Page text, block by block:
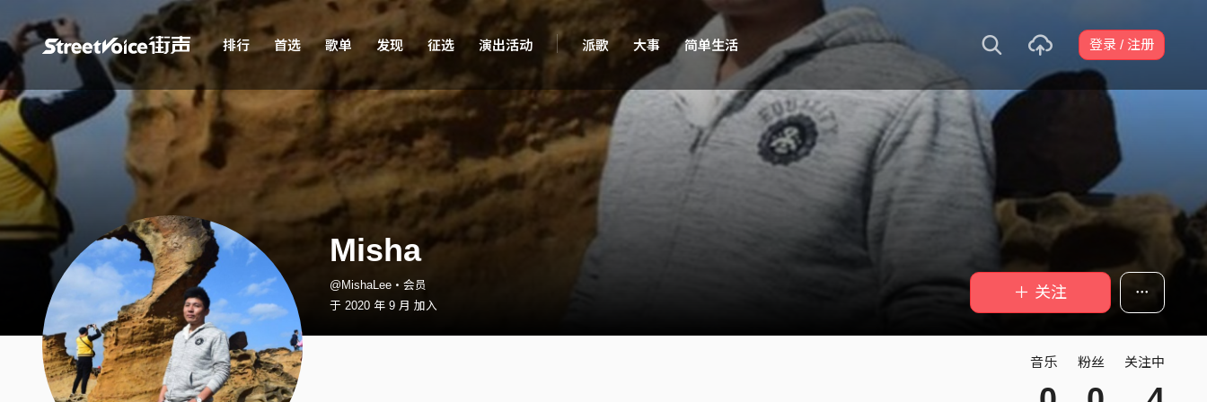
排行 首选 歌单 发现 征选 演出活动 派歌 大事 简单生活 登录 / 注册
Misha
@MishaLee・会员
于 2020 年 9 月 加入
＋ 关注
音乐 粉丝 关注中